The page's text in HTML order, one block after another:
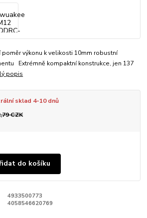
výkonu k velikosti 10mm robustní
Extrémně kompaktní konstrukce, jen 137
popis
sklad 4-10 dnů
CZK
do košíku
4933500773
4058546620769